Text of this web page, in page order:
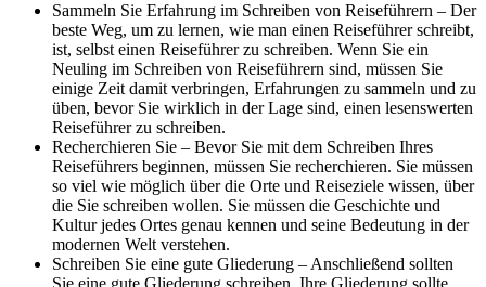
Sammeln Sie Erfahrung im Schreiben von Reiseführern – Der
beste Weg, um zu lernen, wie man einen Reiseführer schreibt,
ist, selbst einen Reiseführer zu schreiben. Wenn Sie ein
Neuling im Schreiben von Reiseführern sind, müssen Sie
einige Zeit damit verbringen, Erfahrungen zu sammeln und zu
üben, bevor Sie wirklich in der Lage sind, einen lesenswerten
Reiseführer zu schreiben.
Recherchieren Sie – Bevor Sie mit dem Schreiben Ihres
Reiseführers beginnen, müssen Sie recherchieren. Sie müssen
so viel wie möglich über die Orte und Reiseziele wissen, über
die Sie schreiben wollen. Sie müssen die Geschichte und
Kultur jedes Ortes genau kennen und seine Bedeutung in der
modernen Welt verstehen.
Schreiben Sie eine gute Gliederung – Anschließend sollten